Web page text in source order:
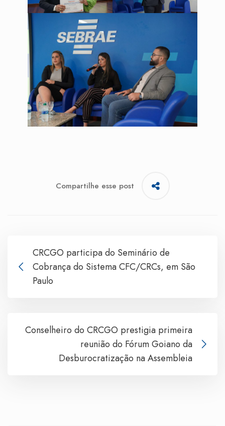
Compartilhe esse post
CRCGO participa do Seminário de
Cobrança do Sistema CFC/CRCs, em São
Paulo
Conselheiro do CRCGO prestigia primeira
reunião do Fórum Goiano da
Desburocratização na Assembleia